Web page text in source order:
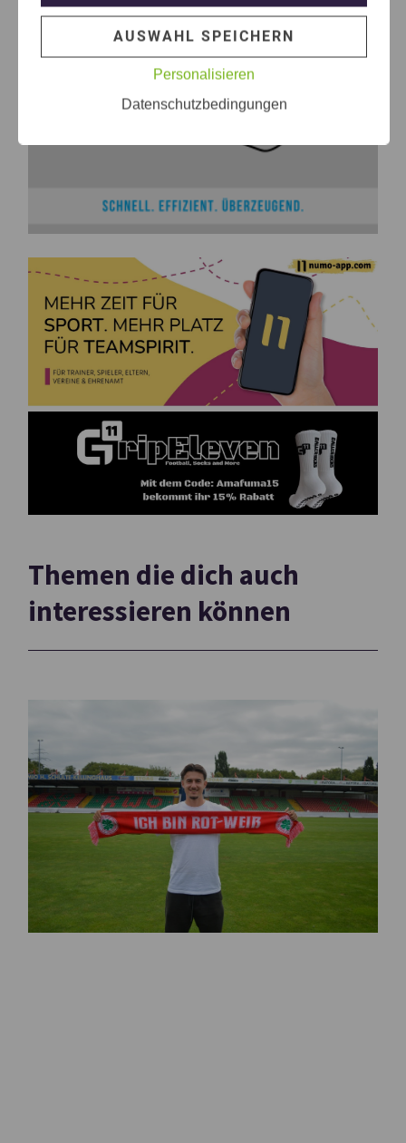
Themen die dich auch
interessieren können
AUSWAHL SPEICHERN
Personalisieren
Datenschutzbedingungen